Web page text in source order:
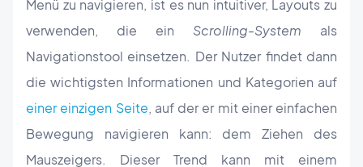
Menü zu navigieren, ist es nun intuitiver, Layouts zu
verwenden, die ein Scrolling-System als
Navigationstool einsetzen. Der Nutzer findet dann
die wichtigsten Informationen und Kategorien auf
einer einzigen Seite, auf der er mit einer einfachen
Bewegung navigieren kann: dem Ziehen des
Mauszeigers. Dieser Trend kann mit einem